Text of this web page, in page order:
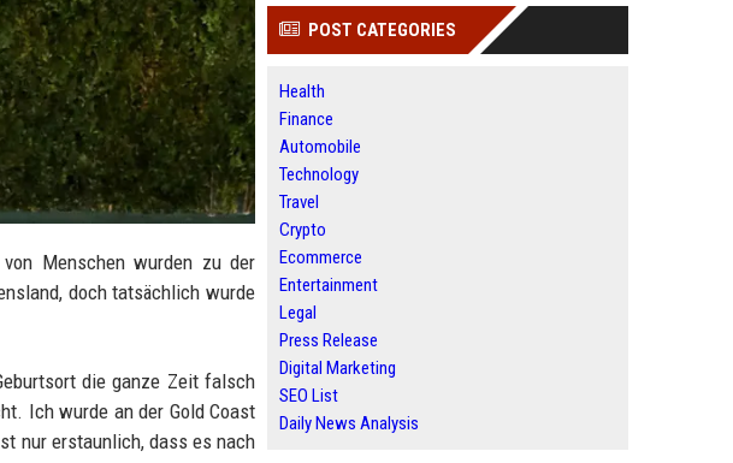
Menschen wurden zu der
doch tatsächlich wurde
die ganze Zeit falsch
Ich wurde an der Gold Coast
nur erstaunlich, dass es nach
POST CATEGORIES
Health
Finance
Automobile
Technology
Travel
Crypto
Ecommerce
Entertainment
Legal
Press Release
Digital Marketing
SEO List
Daily News Analysis